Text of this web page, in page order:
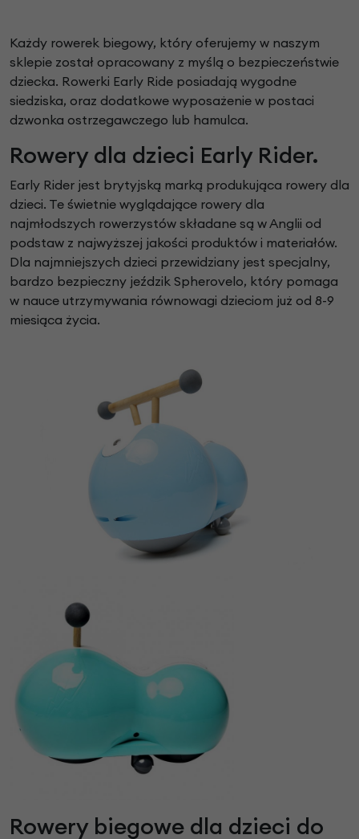
Każdy rowerek biegowy, który oferujemy w naszym
sklepie został opracowany z myślą o bezpieczeństwie
dziecka. Rowerki Early Ride posiadają wygodne
siedziska, oraz dodatkowe wyposażenie w postaci
dzwonka ostrzegawczego lub hamulca.
Rowery dla dzieci Early Rider.
Early Rider jest brytyjską marką produkująca rowery dla
dzieci. Te świetnie wyglądające rowery dla
najmłodszych rowerzystów składane są w Anglii od
podstaw z najwyższej jakości produktów i materiałów.
Dla najmniejszych dzieci przewidziany jest specjalny,
bardzo bezpieczny jeździk Spherovelo, który pomaga
w nauce utrzymywania równowagi dzieciom już od 8-9
miesiąca życia.
Rowery biegowe dla dzieci do